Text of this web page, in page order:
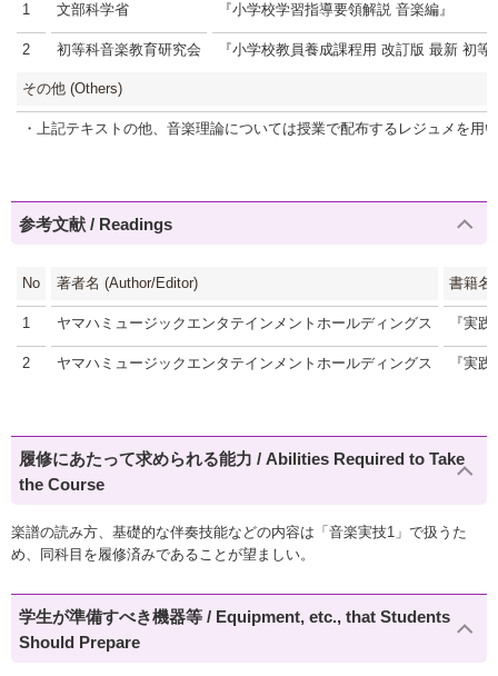
1 文部科学省 『小学校学習指導要領解説 音楽編』
2 初等科音楽教育研究会 『小学校教員養成課程用 改訂版 最新 初
その他 (Others)
・上記テキストの他、音楽理論については授業で配布するレジュメを用
参考文献 / Readings
No 著者名 (Author/Editor) 書籍名
1 ヤマハミュージックエンタテインメントホールディングス 『実
2 ヤマハミュージックエンタテインメントホールディングス 『実
履修にあたって求められる能力 / Abilities Required to Take
the Course
楽譜の読み方、基礎的な伴奏技能などの内容は「音楽実技1」で扱うた
め、同科目を履修済みであることが望ましい。
学生が準備すべき機器等 / Equipment, etc., that Students
Should Prepare